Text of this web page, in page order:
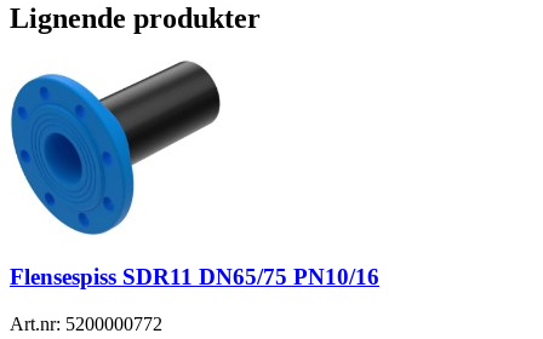
Lignende produkter
Flensespiss SDR11 DN65/75 PN10/16
Art.nr: 5200000772